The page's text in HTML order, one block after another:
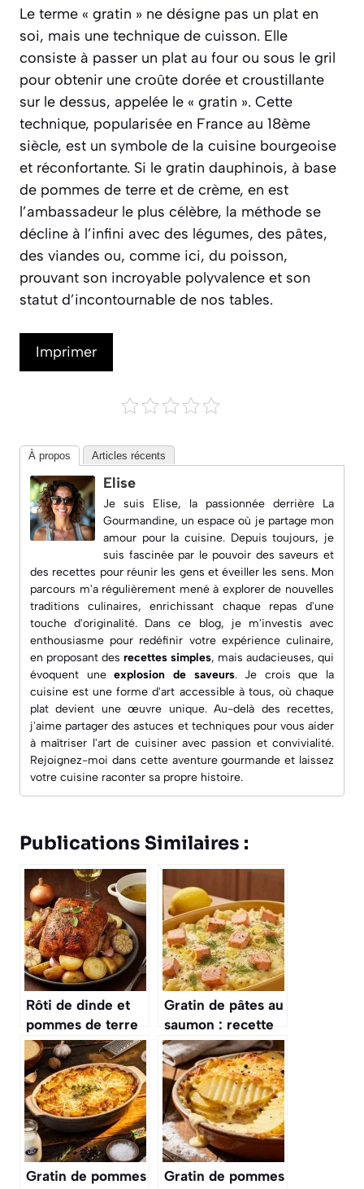
Le terme « gratin » ne désigne pas un plat en
soi, mais une technique de cuisson. Elle
consiste à passer un plat au four ou sous le gril
pour obtenir une croûte dorée et croustillante
sur le dessus, appelée le « gratin ». Cette
technique, popularisée en France au 18ème
siècle, est un symbole de la cuisine bourgeoise
et réconfortante. Si le gratin dauphinois, à base
de pommes de terre et de crème, en est
l’ambassadeur le plus célèbre, la méthode se
décline à l’infini avec des légumes, des pâtes,
des viandes ou, comme ici, du poisson,
prouvant son incroyable polyvalence et son
statut d’incontournable de nos tables.
Imprimer
À propos Articles récents
Elise
Je suis Elise, la passionnée derrière La
Gourmandine, un espace où je partage mon
amour pour la cuisine. Depuis toujours, je
suis fascinée par le pouvoir des saveurs et
des recettes pour réunir les gens et éveiller les sens. Mon
parcours m'a régulièrement mené à explorer de nouvelles
traditions culinaires, enrichissant chaque repas d'une
touche d'originalité. Dans ce blog, je m'investis avec
enthousiasme pour redéfinir votre expérience culinaire,
en proposant des recettes simples, mais audacieuses, qui
évoquent uneexplosion de saveurs. Je crois que la
cuisine est une forme d'art accessible à tous, où chaque
plat devient une œuvre unique. Au-delà des recettes,
j'aime partager des astuces et techniques pour vous aider
à maîtriser l'art de cuisiner avec passion et convivialité.
Rejoignez-moi dans cette aventure gourmande et laissez
votre cuisine raconter sa propre histoire.
Publications Similaires :
Rôti de dinde et
pommes de terre
au Cookeo :
recette facile et
savoureuse
Gratin de pâtes au
saumon : recette
facile et
gourmande
Gratin de pommes
Gratin de pommes